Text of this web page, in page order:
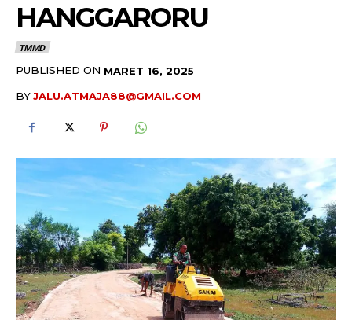
HANGGARORU
TMMD
PUBLISHED ON MARET 16, 2025
BYJALU.ATMAJA88@GMAIL.COM